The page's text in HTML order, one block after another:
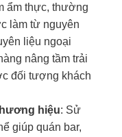
ẩm thực, thường
làm từ nguyên
liệu ngoại
nâng tầm trải
đối tượng khách
hiệu: Sử
giúp quán bar,